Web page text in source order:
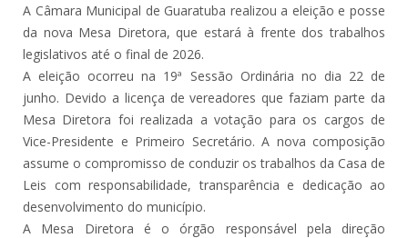
A Câmara Municipal de Guaratuba realizou a eleição e posse
da nova Mesa Diretora, que estará à frente dos trabalhos
legislativos até o final de 2026.
A eleição ocorreu na 19ª Sessão Ordinária no dia 22 de
junho. Devido a licença de vereadores que faziam parte da
Mesa Diretora foi realizada a votação para os cargos de
Vice-Presidente e Primeiro Secretário. A nova composição
assume o compromisso de conduzir os trabalhos da Casa de
Leis com responsabilidade, transparência e dedicação ao
desenvolvimento do município.
A Mesa Diretora é o órgão responsável pela direção